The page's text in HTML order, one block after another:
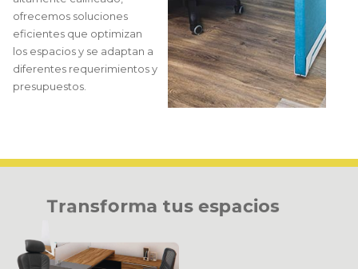
ofrecemos soluciones
eficientes que optimizan
los espacios y se adaptan a
diferentes requerimientos y
presupuestos.
Transforma tus espacios